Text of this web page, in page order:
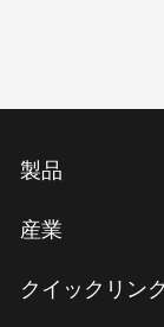
製品
産業
クイックリンク